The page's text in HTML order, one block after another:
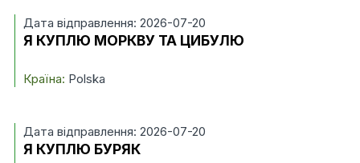
Дата відправлення: 2026-07-20
Я КУПЛЮ МОРКВУ ТА ЦИБУЛЮ
Країна: Polska
Дата відправлення: 2026-07-20
Я КУПЛЮ БУРЯК